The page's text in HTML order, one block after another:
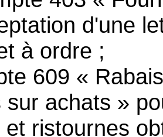
d'une
à ordre ;
609 «
sur achats »
et ristournes